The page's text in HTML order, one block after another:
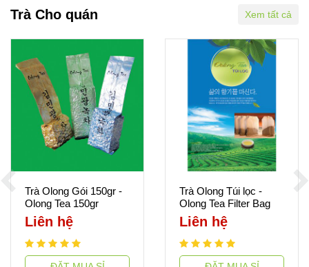
Trà Cho quán Xem tất cả
Trà Olong Gói 150gr -
Olong Tea 150gr
Liên hệ
Trà Olong Túi lọc -
Olong Tea Filter Bag
Liên hệ